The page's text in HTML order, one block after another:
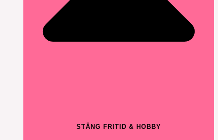
STÄNG FRITID & HOBBY